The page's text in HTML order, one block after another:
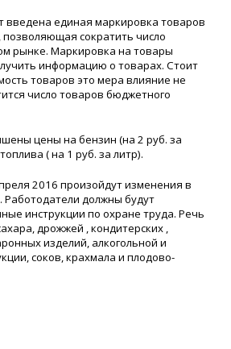
введена единая маркировка товаров
позволяющая сократить число
рынке. Маркировка на товары
информацию о товарах. Стоит
товаров это мера влияние не
число товаров бюджетного
цены на бензин (на 2 руб. за
( на 1 руб. за литр).
2016 произойдут изменения в
Работодатели должны будут
инструкции по охране труда. Речь
дрожжей , кондитерских ,
изделий, алкогольной и
соков, крахмала и плодово-